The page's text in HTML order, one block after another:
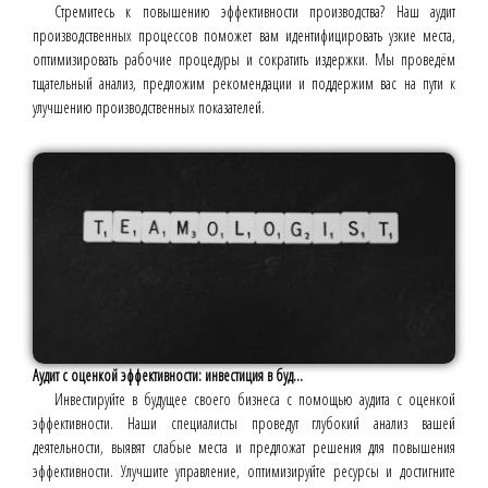
Стремитесь к повышению эффективности производства? Наш аудит
производственных процессов поможет вам идентифицировать узкие места,
оптимизировать рабочие процедуры и сократить издержки. Мы проведём
тщательный анализ, предложим рекомендации и поддержим вас на пути к
улучшению производственных показателей.
Аудит с оценкой эффективности: инвестиция в буд...
Инвестируйте в будущее своего бизнеса с помощью аудита с оценкой
эффективности. Наши специалисты проведут глубокий анализ вашей
деятельности, выявят слабые места и предложат решения для повышения
эффективности. Улучшите управление, оптимизируйте ресурсы и достигните